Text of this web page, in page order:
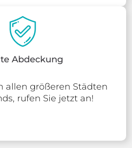
Abdeckung
allen größeren Städten
rufen Sie jetzt an!